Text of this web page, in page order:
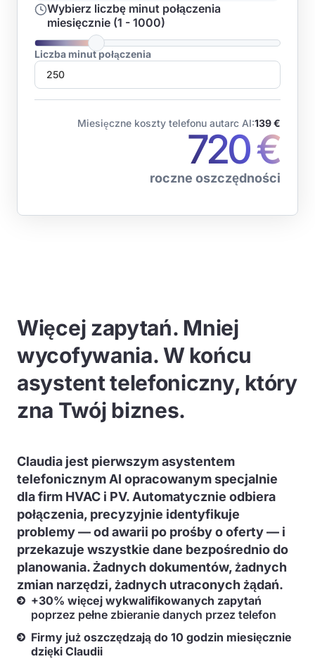
Wybierz liczbę minut połączenia
miesięcznie (1 - 1000)
Liczba minut połączenia
Miesięczne koszty telefonu autarc AI:139 €
720 €
roczne oszczędności
Więcej zapytań. Mniej
wycofywania. W końcu
asystent telefoniczny, który
zna Twój biznes.
Claudia jest pierwszym asystentem
telefonicznym AI opracowanym specjalnie
dla firm HVAC i PV. Automatycznie odbiera
połączenia, precyzyjnie identyfikuje
problemy — od awarii po prośby o oferty — i
przekazuje wszystkie dane bezpośrednio do
planowania. Żadnych dokumentów, żadnych
zmian narzędzi, żadnych utraconych żądań.
+30% więcej wykwalifikowanych zapytań
poprzez pełne zbieranie danych przez telefon
Firmy już oszczędzają do 10 godzin miesięcznie
dzięki Claudii